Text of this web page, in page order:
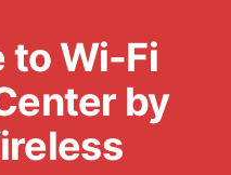
to Wi-Fi
by